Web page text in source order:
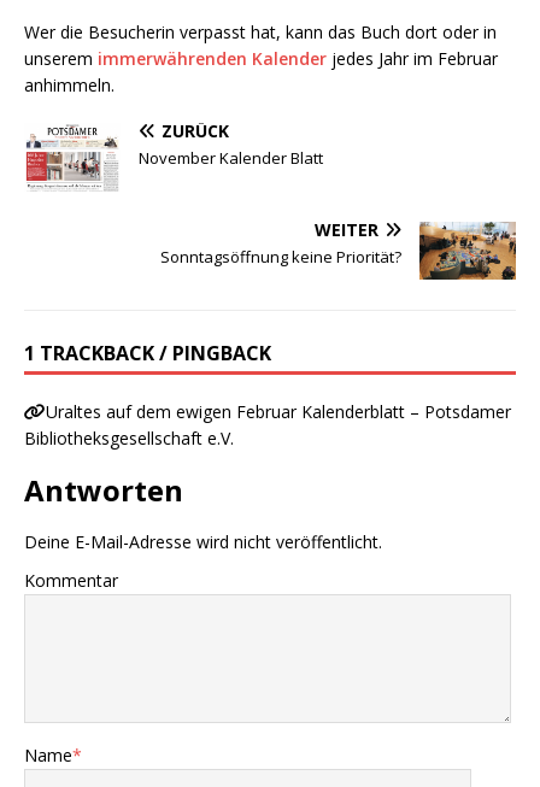
Wer die Besucherin verpasst hat, kann das Buch dort oder in
unserem immerwährenden Kalender jedes Jahr im Februar
anhimmeln.
ZURÜCK
November Kalender Blatt
WEITER
Sonntagsöffnung keine Priorität?
1 TRACKBACK / PINGBACK
Uraltes auf dem ewigen Februar Kalenderblatt – Potsdamer
Bibliotheksgesellschaft e.V.
Antworten
Deine E-Mail-Adresse wird nicht veröffentlicht.
Kommentar
Name*